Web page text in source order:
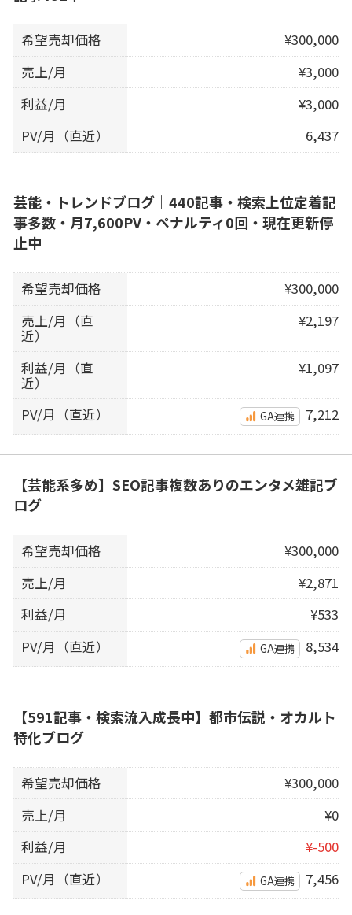
希望売却価格
¥300,000
売上/月
¥3,000
利益/月
¥3,000
PV/月（直近）
6,437
芸能・トレンドブログ｜440記事・検索上位定着記
事多数・月7,600PV・ペナルティ0回・現在更新停
止中
希望売却価格
¥300,000
売上/月（直
近）
¥2,197
利益/月（直
近）
¥1,097
PV/月（直近） GA連携 7,212
【芸能系多め】SEO記事複数ありのエンタメ雑記ブ
ログ
希望売却価格
¥300,000
売上/月
¥2,871
利益/月
¥533
PV/月（直近）
GA連携 8,534
【591記事・検索流入成長中】都市伝説・オカルト
特化ブログ
希望売却価格
¥300,000
売上/月
¥0
利益/月
¥-500
PV/月（直近）
GA連携 7,456